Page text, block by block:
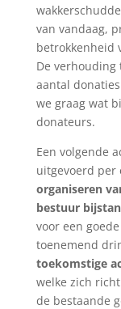
van vandaag,
betrokkenheid
De verhouding
aantal
we graag wat
donateurs.
Een volgende
uitgevoerd per
organiseren
bestuur
voor een
toenemend
toekomstige
welke zich
de bestaande